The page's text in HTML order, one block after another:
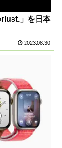
」を日本
2023.08.30